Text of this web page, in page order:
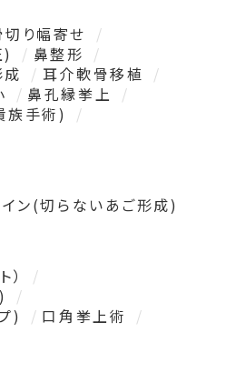
り幅寄せ
)
鼻整形
耳介軟骨移植
鼻孔縁挙上
族手術)
ン(切らないあご形成)
）
)
口角挙上術